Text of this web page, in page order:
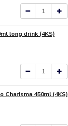
long drink (4KS)
Charisma 450ml (4KS)